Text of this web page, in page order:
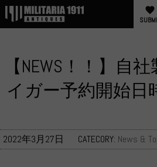
favorite
【NEWS！！】自
イガー予約開始日
2022年3月27日 CATECORY: News &